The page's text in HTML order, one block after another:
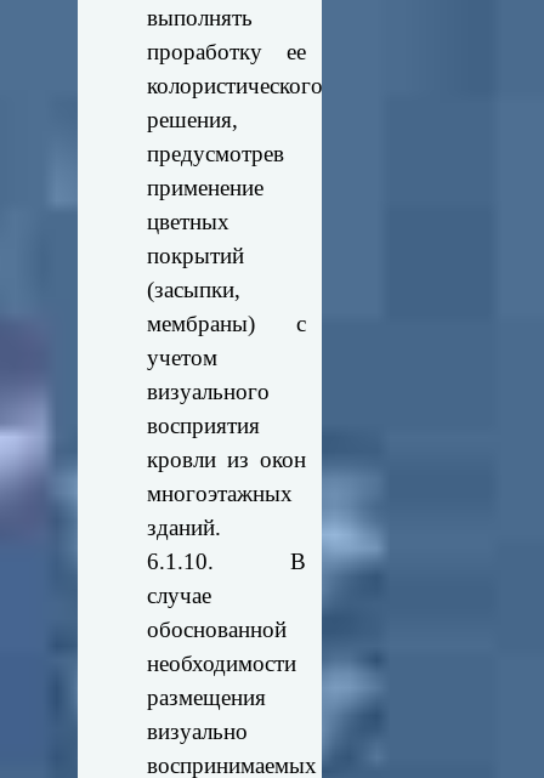
выполнять
проработку ее
колористического
решения,
предусмотрев
применение
цветных
покрытий
(засыпки,
мембраны) с
учетом
визуального
восприятия
кровли из окон
многоэтажных
зданий.
6.1.10. В
случае
обоснованной
необходимости
размещения
визуально
воспринимаемых